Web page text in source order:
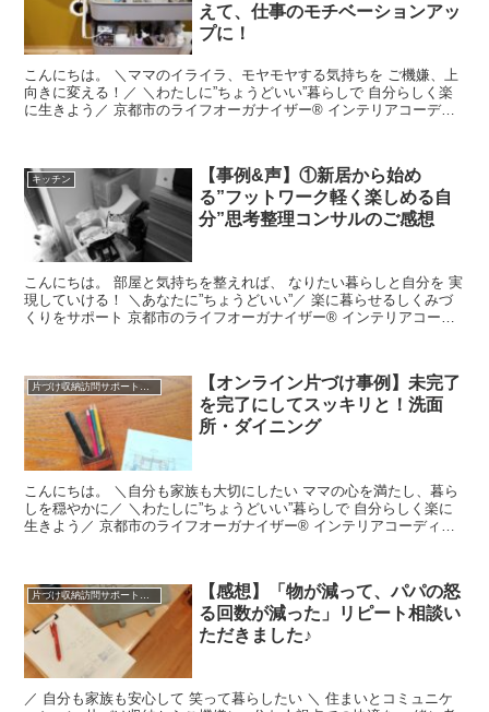
えて、仕事のモチベーションアッ
プに！
こんにちは。 ＼ママのイライラ、モヤモヤする気持ちを ご機嫌、上
向きに変える！／ ＼わたしに”ちょうどいい”暮らしで 自分らしく楽
に生きよう／ 京都市のライフオーガナイザー® インテリアコーディ
キッチン
【事例&声】①新居から始め
る”フットワーク軽く楽しめる自
分”思考整理コンサルのご感想
こんにちは。 部屋と気持ちを整えれば、 なりたい暮らしと自分を 実
現していける！ ＼あなたに”ちょうどいい”／ 楽に暮らせるしくみづ
くりをサポート 京都市のライフオーガナイザー® インテリアコーデ
片づけ収納訪問サポートと仕組みづくり＊実例
【オンライン片づけ事例】未完了
を完了にしてスッキリと！洗面
所・ダイニング
こんにちは。 ＼自分も家族も大切にしたい ママの心を満たし、暮ら
しを穏やかに／ ＼わたしに”ちょうどいい”暮らしで 自分らしく楽に
生きよう／ 京都市のライフオーガナイザー® インテリアコーディネ
【感想】「物が減って、パパの怒
る回数が減った」リピート相談い
ただきました♪
／ 自分も家族も安心して 笑って暮らしたい ＼ 住まいとコミュニケ